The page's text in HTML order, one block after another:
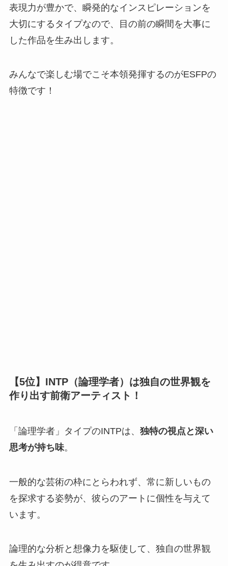
表現力が豊かで、瞬発的なインスピレーションを
大切にするタイプなので、目の前の瞬間を大事に
した作品を生み出します。
みんなで楽しむ場でこそ本領発揮するのがESFPの
特徴です！
【5位】INTP（論理学者）は独自の世界観を
作り出す前衛アーティスト！
「論理学者」タイプのINTPは、 独特の視点と深い
思考が持ち味。
一般的な芸術の枠にとらわれず、常に新しいもの
を探求する姿勢が、彼らのアートに個性を与えて
います。
論理的な分析と想像力を駆使して、独自の世界観